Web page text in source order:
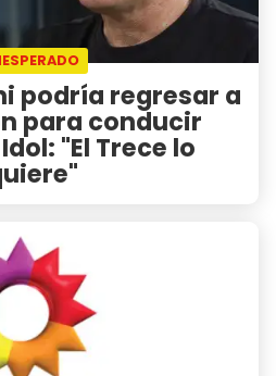
podría regresar a
para conducir
"El Trece lo